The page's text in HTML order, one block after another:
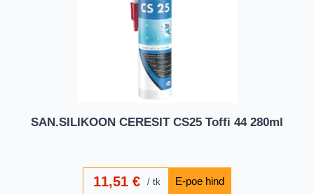
SAN.SILIKOON CERESIT CS25 Toffi 44 280ml
11,51 € tk